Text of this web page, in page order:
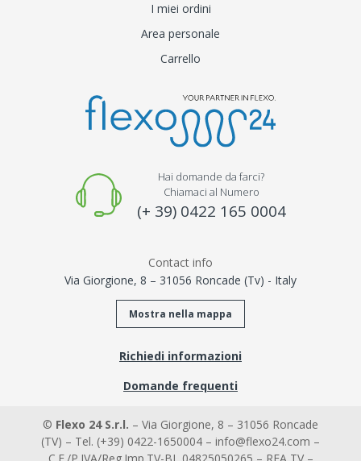
I miei ordini
Area personale
Carrello
Hai domande da farci?
Chiamaci al Numero
(+ 39) 0422 165 0004
Contact info
Via Giorgione, 8 – 31056 Roncade (Tv) - Italy
Mostra nella mappa
Richiedi informazioni
Domande frequenti
© Flexo 24 S.r.l. – Via Giorgione, 8 – 31056 Roncade
(TV) – Tel. (+39) 0422-1650004 – info@flexo24.com –